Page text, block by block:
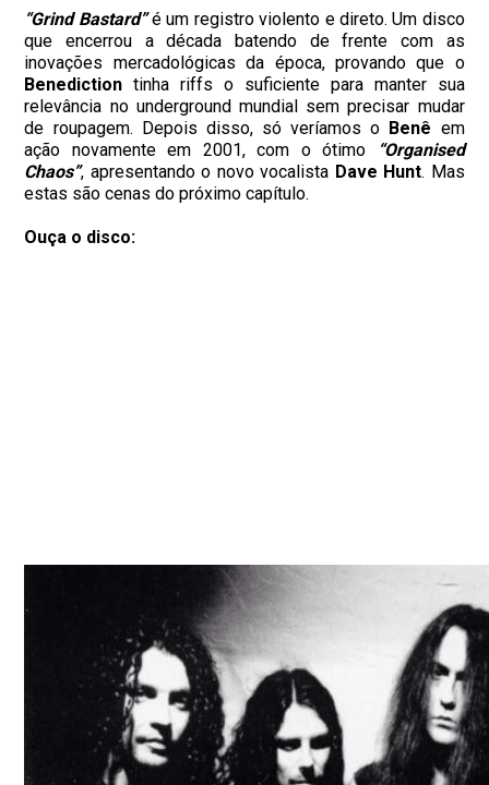
“Grind Bastard”é um registro violento e direto. Um disco
que encerrou a década batendo de frente com as
inovações mercadológicas da época, provando que o
Benediction tinha riffs o suficiente para manter sua
relevância no underground mundial sem precisar mudar
de roupagem. Depois disso, só veríamos o Benê em
ação novamente em 2001, com o ótimo
“Organised
Chaos”, apresentando o novo vocalista Dave Hunt. Mas
estas são cenas do próximo capítulo.
Ouça o disco: